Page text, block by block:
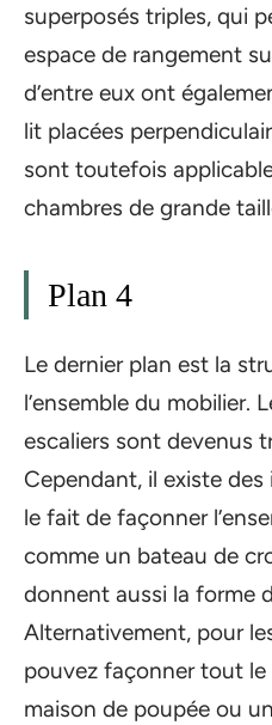
superposés triples, qui
espace de rangement
d’entre eux ont
lit placées
sont toutefois
chambres de grande
Plan 4
Le dernier plan est la
l’ensemble du mobilier.
escaliers sont devenus
Cependant, il existe
le fait de façonner
comme un bateau de
donnent aussi la forme
Alternativement, pour
pouvez façonner tout
maison de poupée ou